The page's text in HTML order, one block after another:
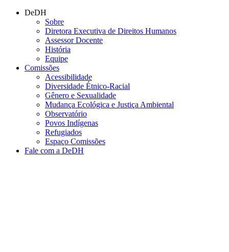
Conteúdo principal
DeDH
Sobre
Diretora Executiva de Direitos Humanos
Assessor Docente
História
Equipe
Comissões
Acessibilidade
Diversidade Étnico-Racial
Gênero e Sexualidade
Mudança Ecológica e Justiça Ambiental
Observatório
Povos Indígenas
Refugiados
Espaço Comissões
Fale com a DeDH